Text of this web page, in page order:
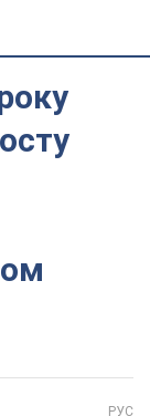
РУС